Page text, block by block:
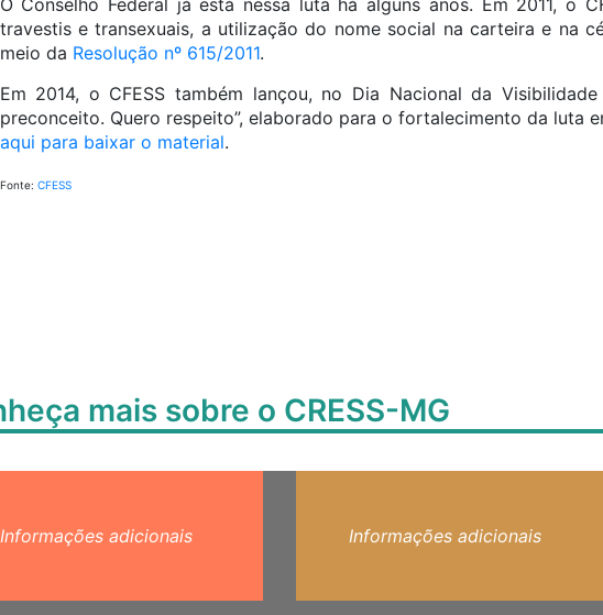
O Conselho Federal já está nessa luta há alguns anos. Em 2011, o
travestis e transexuais, a utilização do nome social na carteira e na
meio da Resolução nº 615/2011.
Em 2014, o CFESS também lançou, no Dia Nacional da
preconceito. Quero respeito”, elaborado para o fortalecimento da luta
aqui para baixar o material.
Fonte: CFESS
mais sobre o CRESS-MG
Informações adicionais Informações adicionais